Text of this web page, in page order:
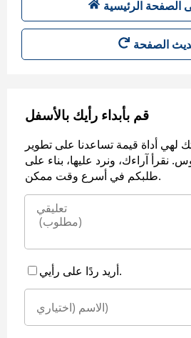
الصفحة الرئيسية
قم بأبداء رأيك بالأسفل
لهي أداة قيمة تساعدنا على تطوير
آراءك، ونرد عليها، بناء على
طلبكم في أسرع وقت ممكن.
أريد ردًا على رأيي.